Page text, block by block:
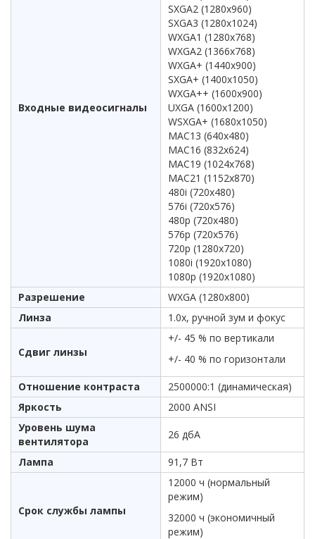
Входные видеосигналы
SXGA2 (1280x960)
SXGA3 (1280x1024)
WXGA1 (1280x768)
WXGA2 (1366x768)
WXGA+ (1440x900)
SXGA+ (1400x1050)
WXGA++ (1600x900)
UXGA (1600x1200)
WSXGA+ (1680x1050)
MAC13 (640x480)
MAC16 (832x624)
MAC19 (1024x768)
MAC21 (1152x870)
480i (720x480)
576i (720x576)
480p (720x480)
576p (720x576)
720p (1280x720)
1080i (1920x1080)
1080p (1920x1080)
Разрешение
WXGA (1280x800)
Линза
1.0x, ручной зум и фокус
Сдвиг линзы
+/- 45 % по вертикали
+/- 40 % по горизонтали
Отношение контраста
2500000:1 (динамическая)
Яркость
2000 ANSI
Уровень шума
вентилятора
26 дбА
Лампа 91,7 Вт
Срок службы лампы
12000 ч (нормальный
режим)
32000 ч (экономичный
режим)